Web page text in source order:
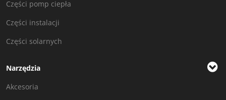
Części pomp ciepła
Części instalacji
Części solarnych
Narzędzia
Akcesoria